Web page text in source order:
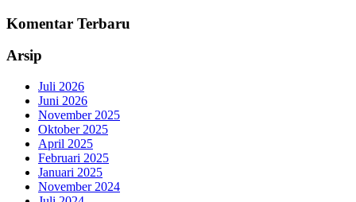
Komentar Terbaru
Arsip
Juli 2026
Juni 2026
November 2025
Oktober 2025
April 2025
Februari 2025
Januari 2025
November 2024